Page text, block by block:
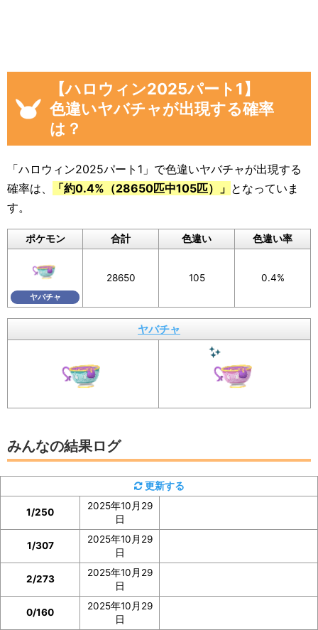
「現時点のヤバチャを見つけた数(イベント開始
後)」から「イベント開始前のヤバチャを見つけ
た数」を引いた数が自動計算され反映されるよ
うになっています。
モンに遭遇した数をぜひ教えてください。
のログに公開されます。
画像を保存することもできるので、X（旧Twitte
r）などSNSでの共有にもぜひご活用ください。
イベント参加前に図鑑の「見つけた数」をスク
ショ、またはメモしておくと便利
ヤバチャの「見つけた数」は、ヤバチャの図鑑ページで
イベント参加前に図鑑の「見つけた数」の部分のスクシ
ョを撮っておいたり、メモしておくと便利です。
ぜひご協力をお願いいたします。
【ハロウィン2025パート1】
色違いヤバチャが出現する確率
は？
「ハロウィン2025パート1」で色違いヤバチャが出現する
確率は、
「約0.4%（28650匹中105匹）」 となっていま
す。
ポケモン 合計 色違い 色違い率
ヤバチャ
28650 105 0.4%
ヤバチャ
みんなの結果ログ
更新する
1/250
2025年10月29
日
1/307
2025年10月29
日
2/273
2025年10月29
日
0/160
2025年10月29
日